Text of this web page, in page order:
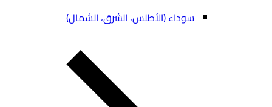
سوداء (الأطلس، الشرق، الشمال)